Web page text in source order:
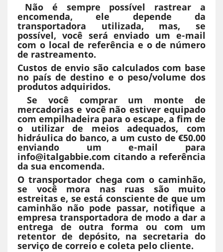
Não é sempre possível rastrear a
encomenda, ele depende da
transportadora utilizada, mas, se
possível, você será enviado um e-mail
com o local de referência e o de número
de rastreamento.
Custos de envio são calculados com base
no país de destino e o peso/volume dos
produtos adquiridos.
Se você comprar um monte de
mercadorias e você não estiver equipado
com empilhadeira para o escape, a fim de
o utilizar de meios adequados, com
hidráulica do banco, a um custo de €50.00
enviando um e-mail para
info@italgabbie.com citando a referência
da sua encomenda.
O transportador chega com o caminhão,
se você mora nas ruas são muito
estreitas e, se está consciente de que um
caminhão não pode passar, notifique a
empresa transportadora de modo a dar a
entrega de outra forma ou com um
retentor de depósito, na secretaria do
serviço de correio e coleta pelo cliente.